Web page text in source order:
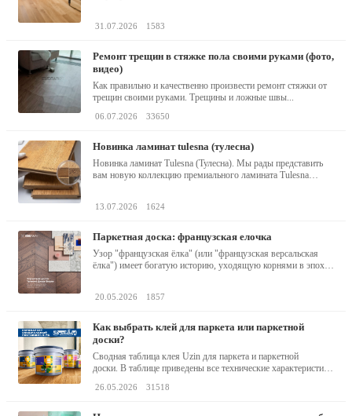
31.07.2026 1583
ремонт трещин в стяжке пола своими руками (фото,
видео)
Как правильно и качественно произвести ремонт стяжки от
трещин своими руками. Трещины и ложные швы...
06.07.2026 33650
новинка ламинат tulesna (тулесна)
Новинка ламинат Tulesna (Тулесна). Мы рады представить
вам новую коллекцию премиального ламината Tulesna
13.07.2026 1624
паркетная доска: французская елочка
Узор "французская ёлка" (или "французская версальская
ёлка") имеет богатую историю, уходящую корнями в эпоху
20.05.2026 1857
как выбрать клей для паркета или паркетной
доски?
Сводная таблица клея Uzin для паркета и паркетной
доски. В таблице приведены все технические характеристики
26.05.2026 31518